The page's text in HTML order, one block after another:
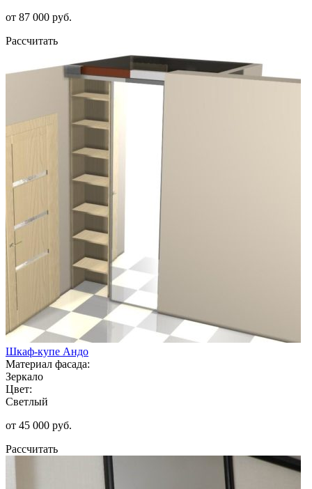
от 87 000 руб.
Рассчитать
Шкаф-купе Андо
Материал фасада:
Зеркало
Цвет:
Светлый
от 45 000 руб.
Рассчитать